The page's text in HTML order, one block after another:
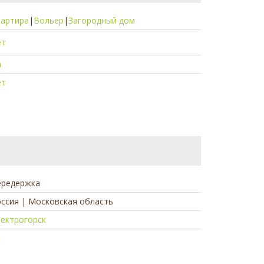
| Вольер |Загородный дом
| Московская область